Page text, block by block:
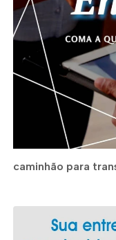
caminhão para